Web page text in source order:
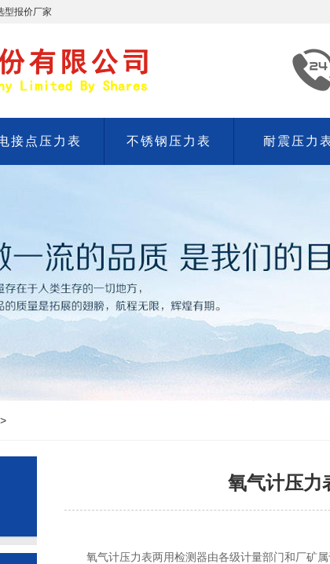
型报价厂家
接点压力表 不锈钢压力表 耐震压力
>
氧气计压力
氧气计压力表两用检测器由各级计量部门和厂矿